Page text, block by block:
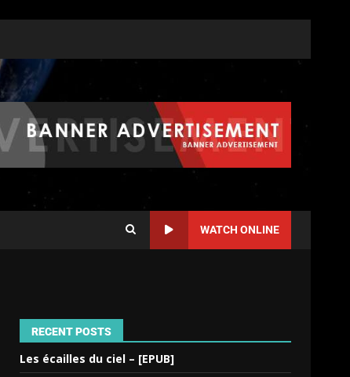
WATCH ONLINE
RECENT POSTS
Les écailles du ciel – [EPUB]